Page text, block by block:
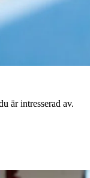
är intresserad av.